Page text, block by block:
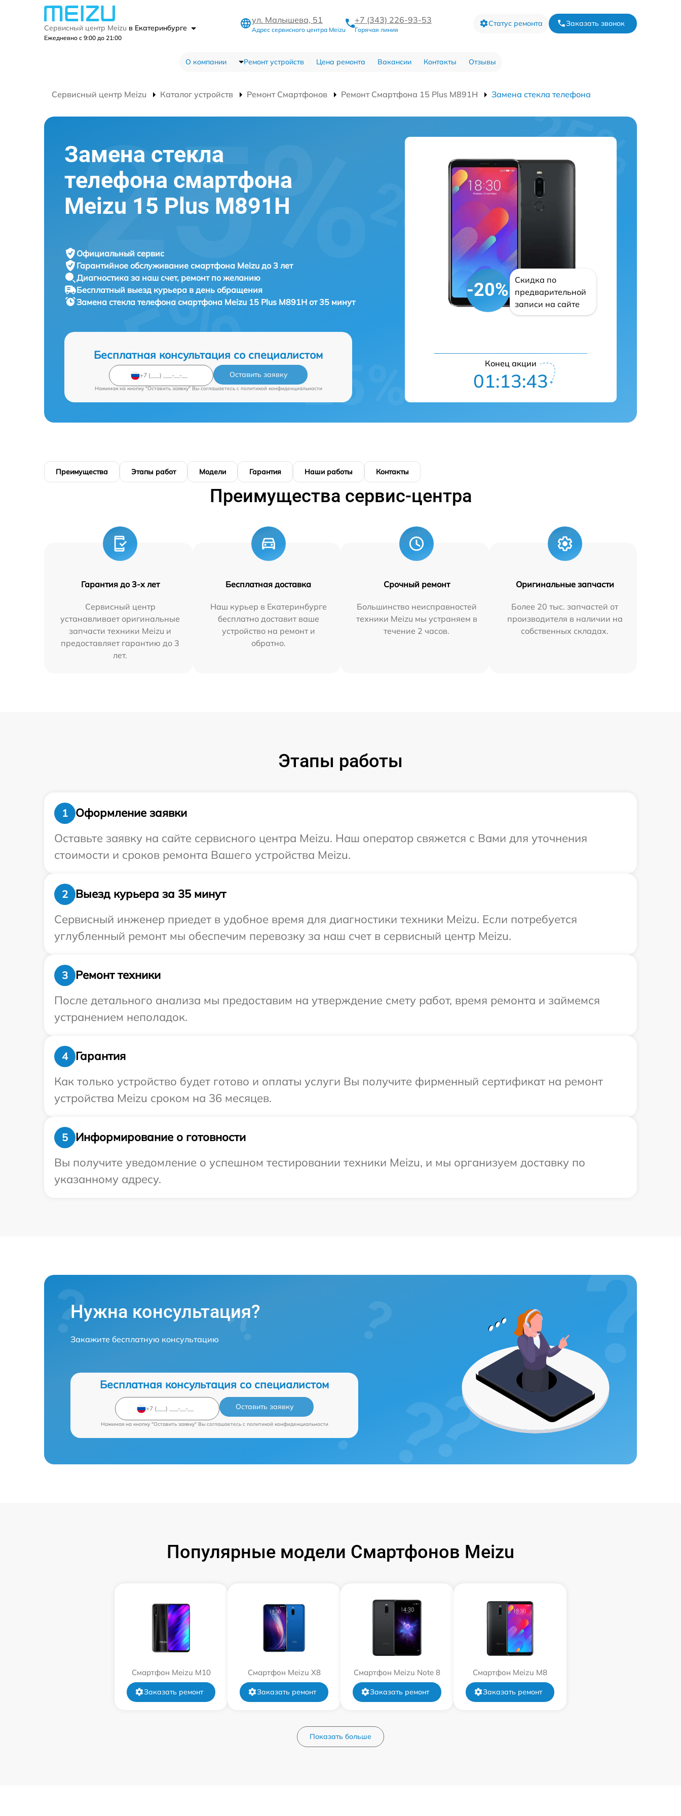
Сервисный центр Meizu в Екатеринбурге
Ежедневно с 9:00 до 21:00
ул. Малышева, 51
Адрес сервисного центра Meizu
+7 (343) 226-93-53
Горячая линия
Статус ремонта Заказать звонок
О компании Ремонт устройств Цена ремонта Вакансии Контакты Отзывы
Сервисный центр Meizu Каталог устройств Ремонт Смартфонов Ремонт Смартфона 15 Plus M891H Замена стекла телефона
Замена стекла
телефона смартфона
Meizu 15 Plus M891H
Официальный сервис
Гарантийное обслуживание смартфона Meizu до 3 лет
Диагностика за наш счет, ремонт по желанию
Бесплатный выезд курьера в день обращения
Замена стекла телефона смартфона Meizu 15 Plus M891H от 35 минут
Бесплатная консультация со специалистом
Оставить заявку
Нажимая на кнопку "Оставить заявку" Вы соглашаетесь c политикой конфиденциальности
-20%
Скидка по
предварительной
записи на сайте
Конец акции
01:13:42
Преимущества Этапы работ Модели Гарантия Наши работы Контакты
Преимущества сервис-центра
Гарантия до 3-х лет
Сервисный центр
устанавливает оригинальные
запчасти техники Meizu и
предоставляет гарантию до 3
лет.
Бесплатная доставка
Наш курьер в Екатеринбурге
бесплатно доставит ваше
устройство на ремонт и
обратно.
Срочный ремонт
Большинство неисправностей
техники Meizu мы устраняем в
течение 2 часов.
Оригинальные запчасти
Более 20 тыс. запчастей от
производителя в наличии на
собственных складах.
Этапы работы
1
Оформление заявки
Оставьте заявку на сайте сервисного центра Meizu. Наш оператор свяжется с Вами для уточнения
стоимости и сроков ремонта Вашего устройства Meizu.
2
Выезд курьера за 35 минут
Сервисный инженер приедет в удобное время для диагностики техники Meizu. Если потребуется
углубленный ремонт мы обеспечим перевозку за наш счет в сервисный центр Meizu.
3
Ремонт техники
После детального анализа мы предоставим на утверждение смету работ, время ремонта и займемся
устранением неполадок.
4
Гарантия
Как только устройство будет готово и оплаты услуги Вы получите фирменный сертификат на ремонт
устройства Meizu сроком на 36 месяцев.
5
Информирование о готовности
Вы получите уведомление о успешном тестировании техники Meizu, и мы организуем доставку по
указанному адресу.
Нужна консультация?
Закажите бесплатную консультацию
Бесплатная консультация со специалистом
Оставить заявку
Нажимая на кнопку "Оставить заявку" Вы соглашаетесь c политикой конфиденциальности
Популярные модели Смартфонов Meizu
Смартфон Meizu M10
Заказать ремонт
Смартфон Meizu X8
Заказать ремонт
Смартфон Meizu Note 8
Заказать ремонт
Смартфон Meizu M8
Заказать ремонт
Показать больше